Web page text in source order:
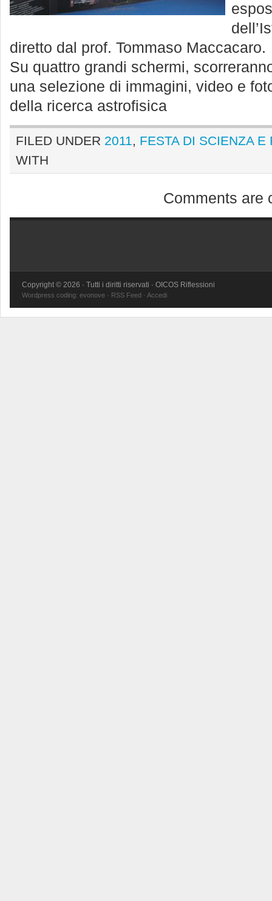
diretto dal prof. Tommaso Maccacaro.
Su quattro grandi schermi,
una selezione di immagini, video e
della ricerca astrofisica
FILED UNDER 2011, FESTA DI SCIENZA E
WITH
Comments are
Copyright © 2026 · Tutti i diritti riservati · OICOS Riflessioni
Wordpress coding: evonove · RSS Feed · Accedi